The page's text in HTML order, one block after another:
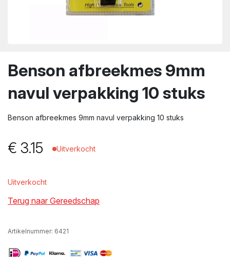
Benson afbreekmes 9mm
navul verpakking 10 stuks
Benson afbreekmes 9mm navul verpakking 10 stuks
€ 3.15 Uitverkocht
Uitverkocht
Terug naar Gereedschap
Artikelnummer: 6421